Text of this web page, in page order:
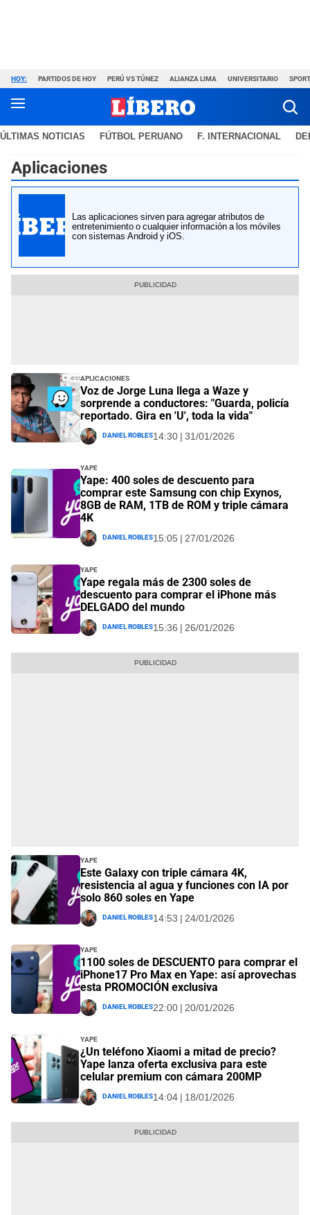
HOY: PARTIDOS DE HOY PERÚ VS TÚNEZ ALIANZA LIMA UNIVERSITARIO
ÚLTIMAS NOTICIAS FÚTBOL PERUANO F. INTERNACIONAL
Aplicaciones
Las aplicaciones sirven para agregar atributos de
entretenimiento o cualquier información a los móviles
con sistemas Android y iOS.
Aplicaciones
Voz de Jorge Luna llega a Waze y
sorprende a conductores: "Guarda, policía
reportado. Gira en 'U', toda la vida"
Daniel Robles14:30 | 31/01/2026
Yape
Yape: 400 soles de descuento para
comprar este Samsung con chip Exynos,
8GB de RAM, 1TB de ROM y triple cámara
4K
Daniel Robles15:05 | 27/01/2026
Yape
Yape regala más de 2300 soles de
descuento para comprar el iPhone más
DELGADO del mundo
Daniel Robles15:36 | 26/01/2026
Yape
Este Galaxy con triple cámara 4K,
resistencia al agua y funciones con IA por
solo 860 soles en Yape
Daniel Robles14:53 | 24/01/2026
Yape
1100 soles de DESCUENTO para comprar el
iPhone17 Pro Max en Yape: así aprovechas
esta PROMOCIÓN exclusiva
Daniel Robles22:00 | 20/01/2026
Yape
¿Un teléfono Xiaomi a mitad de precio?
Yape lanza oferta exclusiva para este
celular premium con cámara 200MP
Daniel Robles14:04 | 18/01/2026